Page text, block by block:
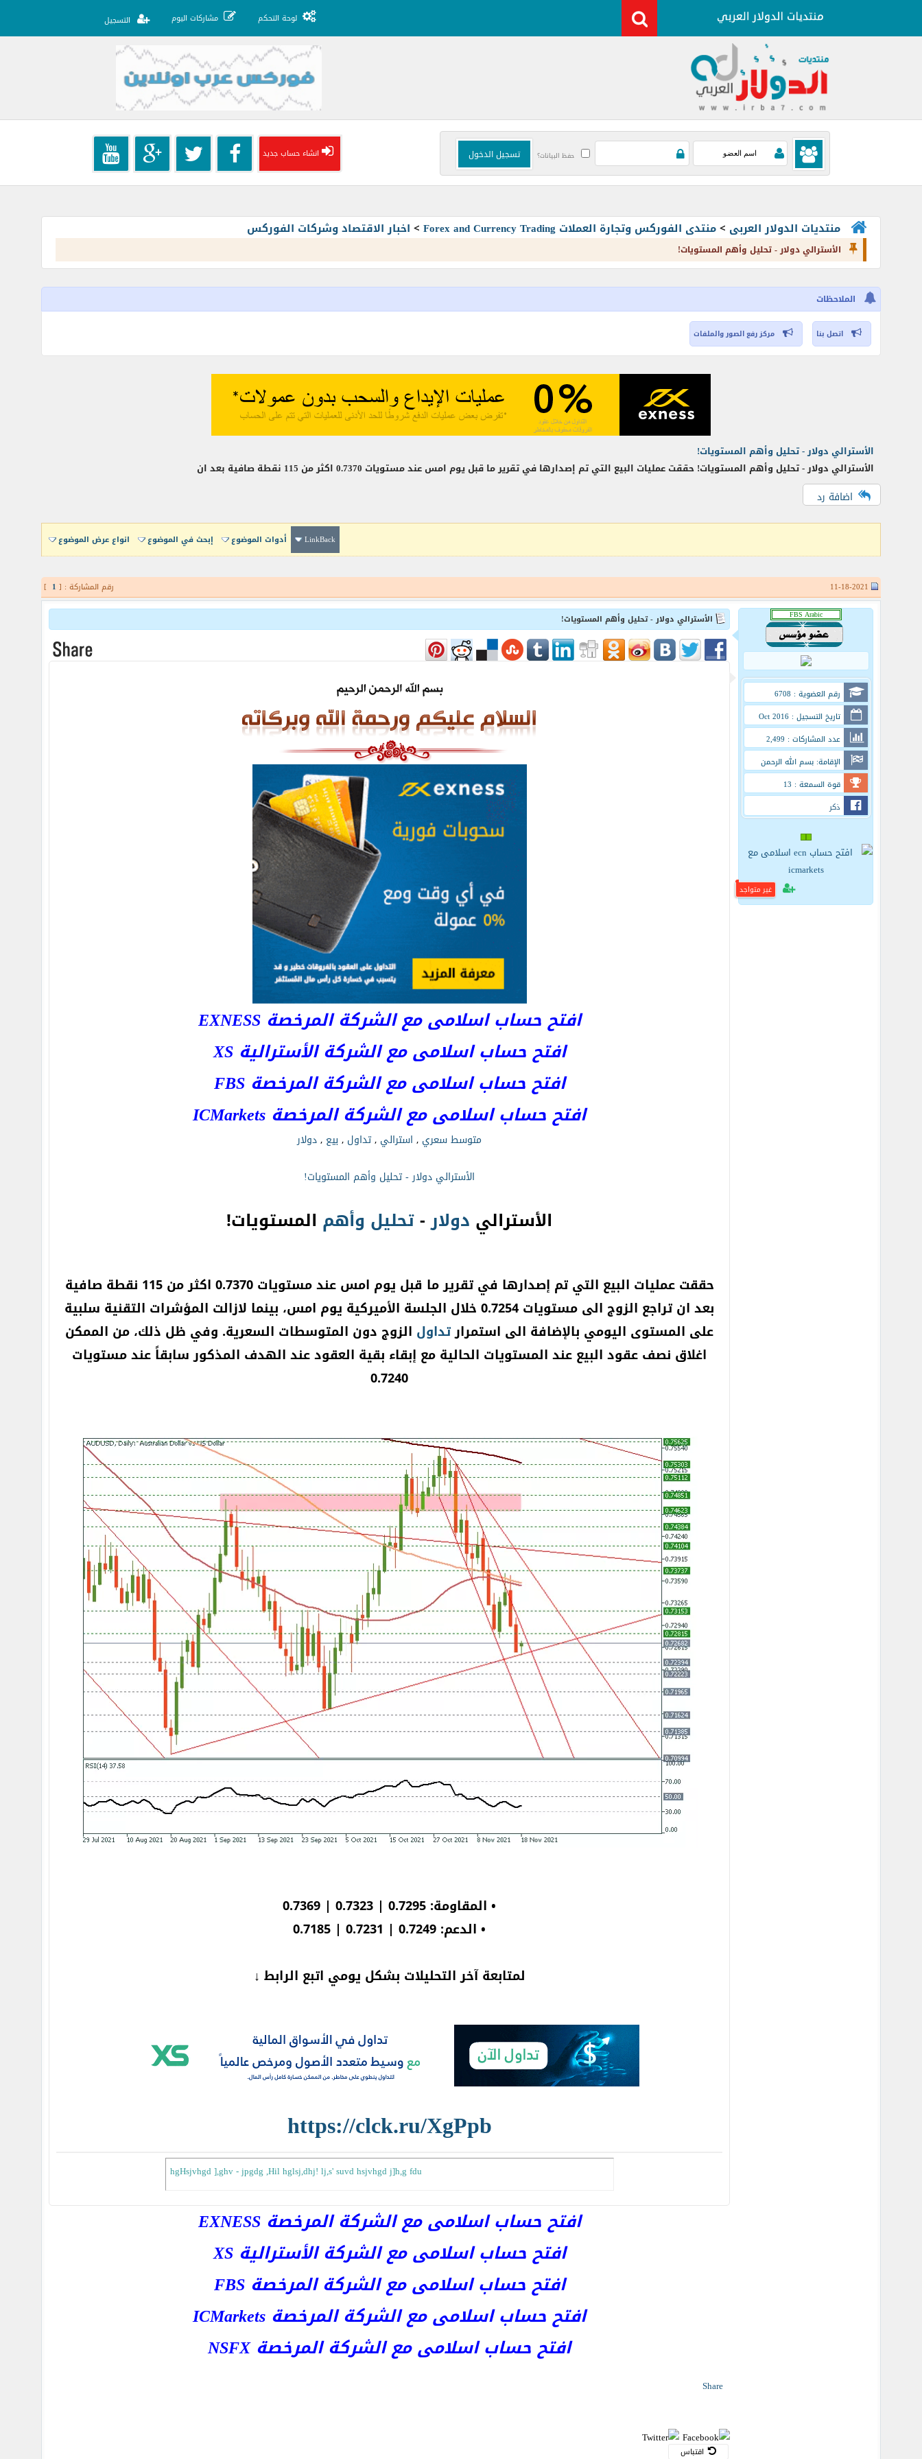
لوحة التحكم مشاركات اليوم التسجيل
حفظ البيانات؟ انشاء حساب جديد
منتديات الدولار العربى >منتدى الفوركس وتجارة العملات Forex and Currency Trading > اخبار الاقتصاد وشركات الفوركس
الأسترالي دولار - تحليل وأهم المستويات!
الملاحظات
اتصل بنا مركز رفع الصور والملفات
الأسترالي دولار - تحليل وأهم المستويات!
الأسترالي دولار - تحليل وأهم المستويات! حققت عمليات البيع التي تم إصدارها في تقرير ما قبل يوم امس عند مستويات 0.7370 اكثر من 115 نقطة صافية بعد ان
اضافة رد
LinkBack أدوات الموضوع إبحث في الموضوع انواع عرض الموضوع
رقم المشاركة : [ 1
]
رقم العضوية : 6708
تاريخ التسجيل : Oct 2016
عدد المشاركات : 2,499
الإقامة: بسم الله الرحمن
الرحيم
قوة السمعة : 13
ذكر
غير متواجد
الأسترالي دولار - تحليل وأهم المستويات!
افتح حساب اسلامى مع الشركة المرخصة EXNESS
افتح حساب اسلامى مع الشركة الأسترالية XS
افتح حساب اسلامى مع الشركة المرخصة FBS
افتح حساب اسلامى مع الشركة المرخصة ICMarkets
متوسط سعري , استرالي ,تداول , بيع ,دولار
الأسترالي دولار - تحليل وأهم المستويات!
الأسترالي دولار-تحليل وأهم المستويات!
حققت عمليات البيع التي تم إصدارها في تقرير ما قبل يوم امس عند مستويات 0.7370 اكثر من 115 نقطة صافية
بعد ان تراجع الزوج الى مستويات 0.7254 خلال الجلسة الأميركية يوم امس، بينما لازالت المؤشرات التقنية سلبية
على المستوى اليومي بالإضافة الى استمرارتداول الزوج دون المتوسطات السعرية. وفي ظل ذلك، من الممكن
اغلاق نصف عقود البيع عند المستويات الحالية مع إبقاء بقية العقود عند الهدف المذكور سابقاً عند مستويات
0.7240
• المقاومة: 0.7295 | 0.7323 | 0.7369
• الدعم: 0.7249 | 0.7231 | 0.7185
لمتابعة آخر التحليلات بشكل يومي اتبع الرابط ↓
https://clck.ru/XgPpb
hgHsjvhgd ],ghv - jpgdg ,Hil hglsj,dhj! lj,s' suvd hsjvhgd j]h,g fdu
افتح حساب اسلامى مع الشركة المرخصة EXNESS
افتح حساب اسلامى مع الشركة الأسترالية XS
افتح حساب اسلامى مع الشركة المرخصة FBS
افتح حساب اسلامى مع الشركة المرخصة ICMarkets
افتح حساب اسلامى مع الشركة المرخصة NSFX
Share
اقتباس